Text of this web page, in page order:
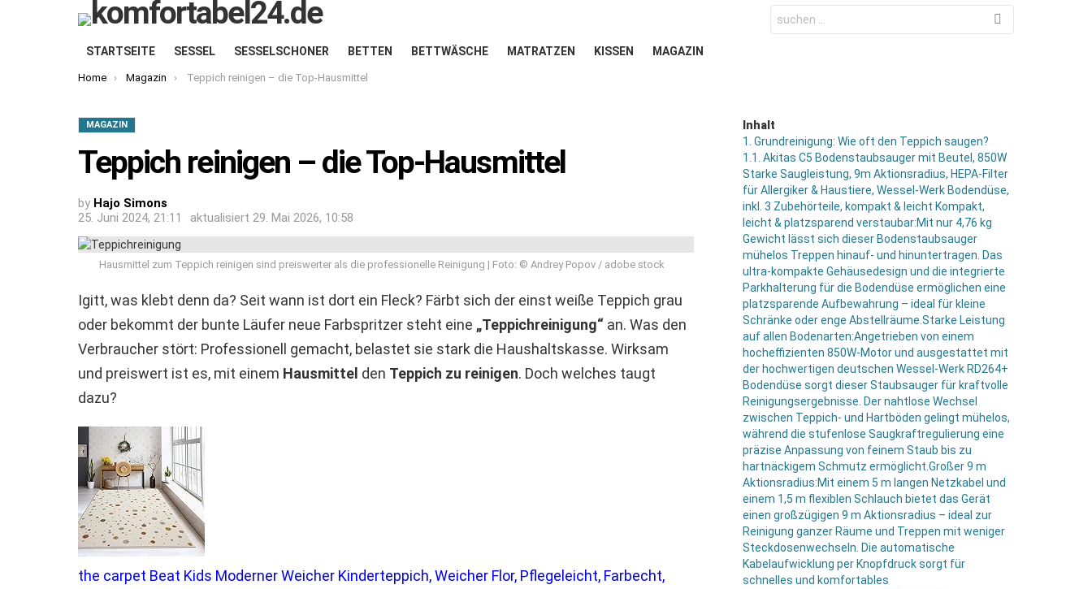
for:
STARTSEITE SESSEL SESSELSCHONER BETTEN BETTWÄSCHE MATRATZEN KISSEN MAGAZIN
You are here:
Home Magazin Teppich reinigen – die Top-Hausmittel
MAGAZIN
Teppich reinigen – die Top-Hausmittel
by Hajo Simons
25. Juni 2024, 21:11
aktualisiert 29. Mai 2026, 10:58
Hausmittel zum Teppich reinigen sind preiswerter als die professionelle Reinigung | Foto: © Andrey Popov / adobe stock
Igitt, was klebt denn da? Seit wann ist dort ein Fleck? Färbt sich der einst weiße Teppich grau
oder bekommt der bunte Läufer neue Farbspritzer steht eine „Teppichreinigung“ an. Was den
Verbraucher stört: Professionell gemacht, belastet sie stark die Haushaltskasse. Wirksam
und preiswert ist es, mit einem Hausmittel den Teppich zu reinigen. Doch welches taugt
dazu?
the carpet Beat Kids Moderner Weicher Kinderteppich, Weicher Flor, Pflegeleicht, Farbecht,
Inhalt
1. Grundreinigung: Wie oft den Teppich saugen?
1.1. Akitas C5 Bodenstaubsauger mit Beutel, 850W
Starke Saugleistung, 9m Aktionsradius, HEPA-Filter
für Allergiker & Haustiere, Wessel-Werk Bodendüse,
inkl. 3 Zubehörteile, kompakt & leicht Kompakt,
leicht & platzsparend verstaubar:Mit nur 4,76 kg
Gewicht lässt sich dieser Bodenstaubsauger
mühelos Treppen hinauf- und hinuntertragen. Das
ultra-kompakte Gehäusedesign und die integrierte
Parkhalterung für die Bodendüse ermöglichen eine
platzsparende Aufbewahrung – ideal für kleine
Schränke oder enge Abstellräume.Starke Leistung
auf allen Bodenarten:Angetrieben von einem
hocheffizienten 850W-Motor und ausgestattet mit
der hochwertigen deutschen Wessel-Werk RD264+
Bodendüse sorgt dieser Staubsauger für kraftvolle
Reinigungsergebnisse. Der nahtlose Wechsel
zwischen Teppich- und Hartböden gelingt mühelos,
während die stufenlose Saugkraftregulierung eine
präzise Anpassung von feinem Staub bis zu
hartnäckigem Schmutz ermöglicht.Großer 9 m
Aktionsradius:Mit einem 5 m langen Netzkabel und
einem 1,5 m flexiblen Schlauch bietet das Gerät
einen großzügigen 9 m Aktionsradius – ideal zur
Reinigung ganzer Räume und Treppen mit weniger
Steckdosenwechseln. Die automatische
Kabelaufwicklung per Knopfdruck sorgt für
schnelles und komfortables